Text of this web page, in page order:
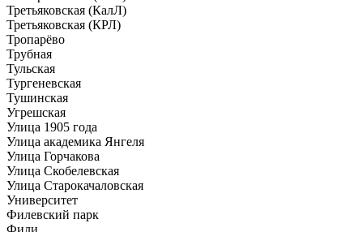
Третьяковская (КалЛ)
Третьяковская (КРЛ)
Тропарёво
Трубная
Тульская
Тургеневская
Тушинская
Угрешская
Улица 1905 года
Улица академика Янгеля
Улица Горчакова
Улица Скобелевская
Улица Старокачаловская
Университет
Филевский парк
Фили